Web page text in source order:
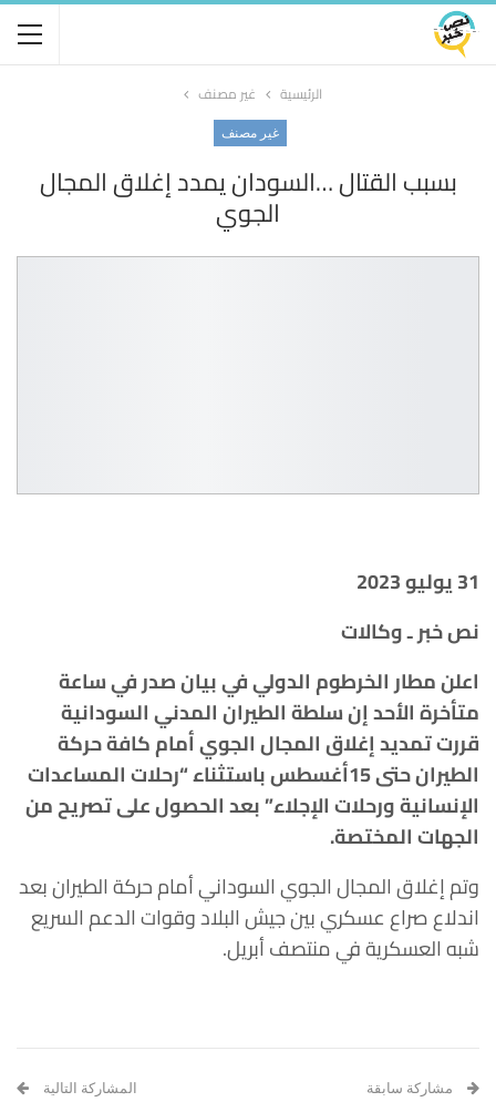
الرئيسية غير مصنف
غير مصنف
بسبب القتال …السودان يمدد إغلاق المجال
الجوي
31 يوليو 2023
نص خبر ـ وكالات
اعلن مطار الخرطوم الدولي في بيان صدر في ساعة
متأخرة الأحد إن سلطة الطيران المدني السودانية
قررت تمديد إغلاق المجال الجوي أمام كافة حركة
الطيران حتى 15أغسطس باستثناء “رحلات المساعدات
الإنسانية ورحلات الإجلاء” بعد الحصول على تصريح من
الجهات المختصة.
وتم إغلاق المجال الجوي السوداني أمام حركة الطيران بعد
اندلاع صراع عسكري بين جيش البلاد وقوات الدعم السريع
شبه العسكرية في منتصف أبريل.
مشاركة سابقة المشاركة التالية